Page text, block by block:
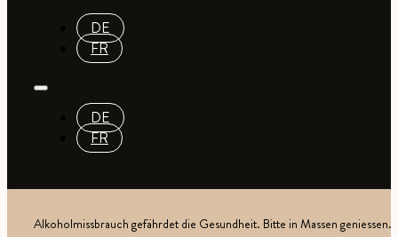
DE
FR
DE
FR
Alkoholmissbrauch gefährdet die Gesundheit. Bitte in Massen geniessen.